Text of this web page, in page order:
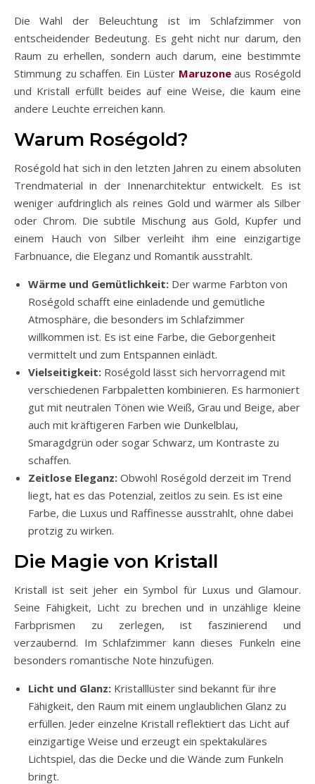
Die Wahl der Beleuchtung ist im Schlafzimmer von
entscheidender Bedeutung. Es geht nicht nur darum, den
Raum zu erhellen, sondern auch darum, eine bestimmte
Stimmung zu schaffen. Ein Lüster Maruzoneaus Roségold
und Kristall erfüllt beides auf eine Weise, die kaum eine
andere Leuchte erreichen kann.
Warum Roségold?
Roségold hat sich in den letzten Jahren zu einem absoluten
Trendmaterial in der Innenarchitektur entwickelt. Es ist
weniger aufdringlich als reines Gold und wärmer als Silber
oder Chrom. Die subtile Mischung aus Gold, Kupfer und
einem Hauch von Silber verleiht ihm eine einzigartige
Farbnuance, die Eleganz und Romantik ausstrahlt.
Wärme und Gemütlichkeit: Der warme Farbton von
Roségold schafft eine einladende und gemütliche
Atmosphäre, die besonders im Schlafzimmer
willkommen ist. Es ist eine Farbe, die Geborgenheit
vermittelt und zum Entspannen einlädt.
Vielseitigkeit: Roségold lässt sich hervorragend mit
verschiedenen Farbpaletten kombinieren. Es harmoniert
gut mit neutralen Tönen wie Weiß, Grau und Beige, aber
auch mit kräftigeren Farben wie Dunkelblau,
Smaragdgrün oder sogar Schwarz, um Kontraste zu
schaffen.
Zeitlose Eleganz: Obwohl Roségold derzeit im Trend
liegt, hat es das Potenzial, zeitlos zu sein. Es ist eine
Farbe, die Luxus und Raffinesse ausstrahlt, ohne dabei
protzig zu wirken.
Die Magie von Kristall
Kristall ist seit jeher ein Symbol für Luxus und Glamour.
Seine Fähigkeit, Licht zu brechen und in unzählige kleine
Farbprismen zu zerlegen, ist faszinierend und
verzaubernd. Im Schlafzimmer kann dieses Funkeln eine
besonders romantische Note hinzufügen.
Licht und Glanz: Kristalllüster sind bekannt für ihre
Fähigkeit, den Raum mit einem unglaublichen Glanz zu
erfüllen. Jeder einzelne Kristall reflektiert das Licht auf
einzigartige Weise und erzeugt ein spektakuläres
Lichtspiel, das die Decke und die Wände zum Funkeln
bringt.